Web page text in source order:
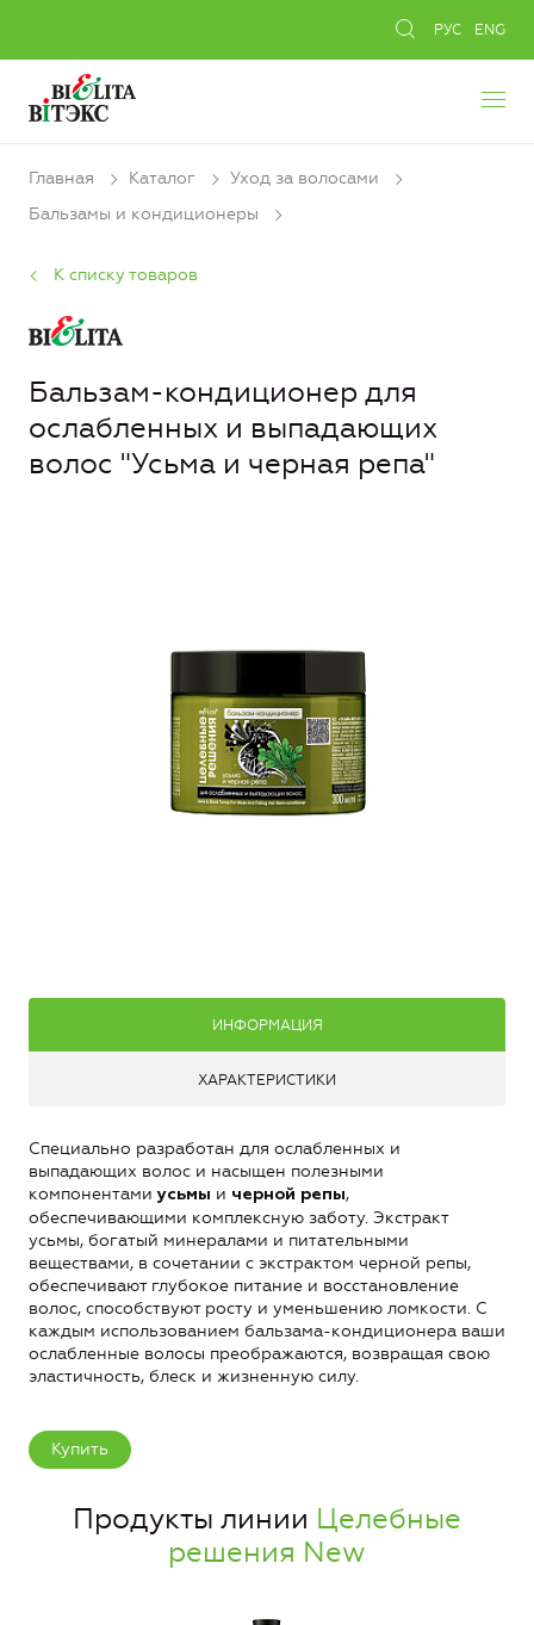
РУС ENG
Главная Каталог
Уход за волосами
Бальзамы и кондиционеры
К списку товаров
Бальзам-кондиционер для
ослабленных и выпадающих
волос "Усьма и черная репа"
ИНФОРМАЦИЯ
ХАРАКТЕРИСТИКИ
Специально разработан для ослабленных и
выпадающих волос и насыщен полезными
компонентамиусьмы и черной репы,
обеспечивающими комплексную заботу. Экстракт
усьмы, богатый минералами и питательными
веществами, в сочетании с экстрактом черной репы,
обеспечивают глубокое питание и восстановление
волос, способствуют росту и уменьшению ломкости. С
каждым использованием бальзама-кондиционера ваши
ослабленные волосы преображаются, возвращая свою
эластичность, блеск и жизненную силу.
Купить
Продукты линии Целебные
решения New